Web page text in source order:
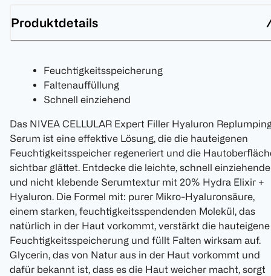
Produktdetails
Feuchtigkeitsspeicherung
Faltenauffüllung
Schnell einziehend
Das NIVEA CELLULAR Expert Filler Hyaluron
Serum ist eine effektive Lösung, die die hauteigenen
Feuchtigkeitsspeicher regeneriert und die
sichtbar glättet. Entdecke die leichte, schnell einziehende
und nicht klebende Serumtextur mit 20% Hydra Elixir +
Hyaluron. Die Formel mit: purer Mikro-Hyaluronsäure,
einem starken, feuchtigkeitsspendenden Molekül, das
natürlich in der Haut vorkommt, verstärkt die hauteigene
Feuchtigkeitsspeicherung und füllt Falten wirksam auf.
Glycerin, das von Natur aus in der Haut vorkommt und
dafür bekannt ist, dass es die Haut weicher macht, sorgt